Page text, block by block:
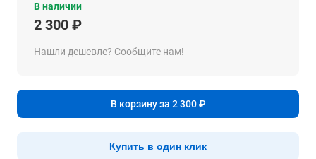
В наличии
2 300 ₽
Нашли дешевле? Сообщите нам!
В корзину за 2 300 ₽
Купить в один клик